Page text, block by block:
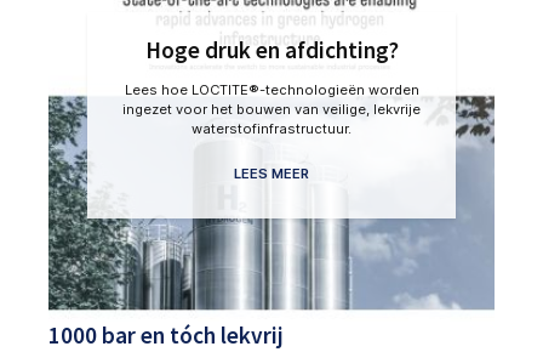
Hoge druk en afdichting?
Lees hoe LOCTITE®-technologieën worden
ingezet voor het bouwen van veilige, lekvrije
waterstofinfrastructuur.
LEES MEER
1000 bar en tóch lekvrij